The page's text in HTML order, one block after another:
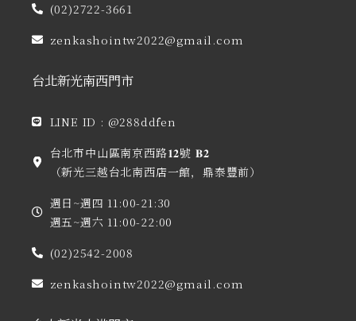
(02)2722-3661
zenkashointw2022@gmail.com
台北新光南西門市
LINE ID : @288ddfen
台北市中山區南京西路𝟏𝟐號 𝐁𝟐
（新光三越台北南西店一館，鼎泰豐前）
週日~週四 11:00-21:30
週五~週六 11:00-22:00
(02)2542-2008
zenkashointw2022@gmail.com